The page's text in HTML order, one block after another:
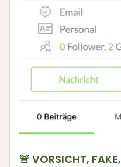
🚨 VORSICHT,